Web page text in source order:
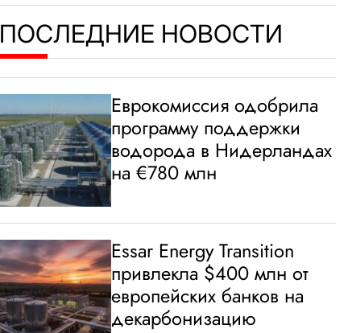
ПОСЛЕДНИЕ НОВОСТИ
Еврокомиссия одобрила
программу поддержки
водорода в Нидерландах
на €780 млн
Essar Energy Transition
привлекла $400 млн от
европейских банков на
декарбонизацию